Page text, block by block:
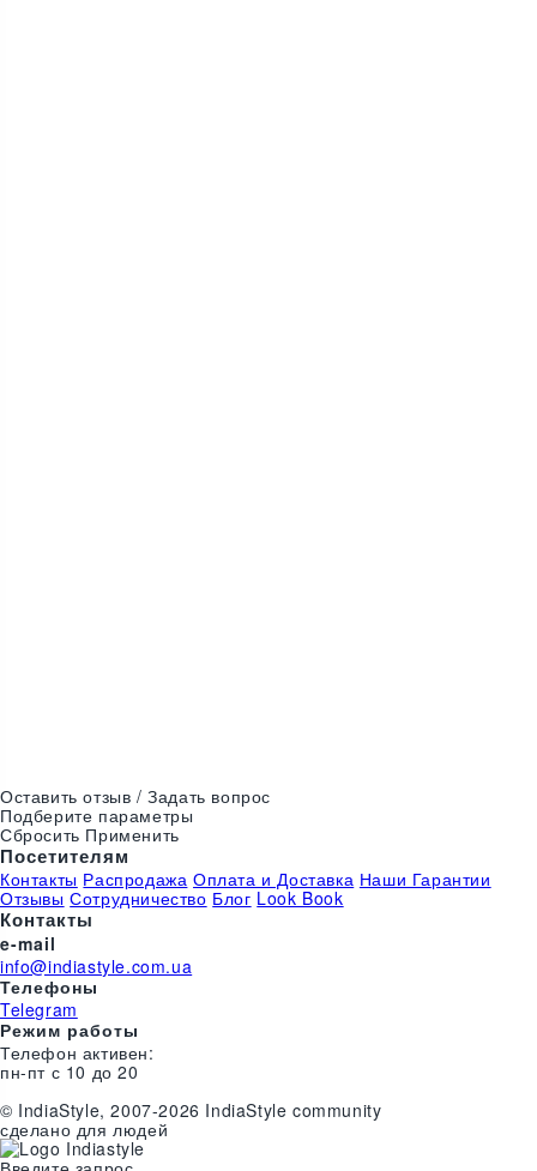
Оставить отзыв / Задать вопрос
Подберите параметры
Сбросить Применить
Посетителям
Контакты Распродажа Оплата и Доставка Наши Гарантии
Отзывы Сотрудничество Блог Look Book
Контакты
e-mail
info@indiastyle.com.ua
Телефоны
Telegram
Режим работы
Телефон активен:
пн-пт с 10 до 20
© IndiaStyle, 2007-2026 IndiaStyle community
сделано для людей